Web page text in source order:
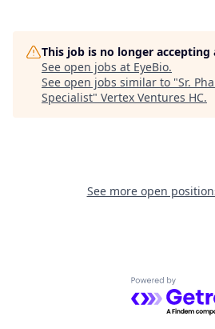
This job is no longer accepting
See open jobs at EyeBio.
See open jobs similar to "Sr.
Specialist" Vertex Ventures HC.
See more open
Powered by